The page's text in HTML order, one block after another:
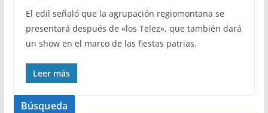
El edil señaló que la agrupación regiomontana se
presentará después de «los Telez», que también dará
un show en el marco de las fiestas patrias.
Leer más
Búsqueda